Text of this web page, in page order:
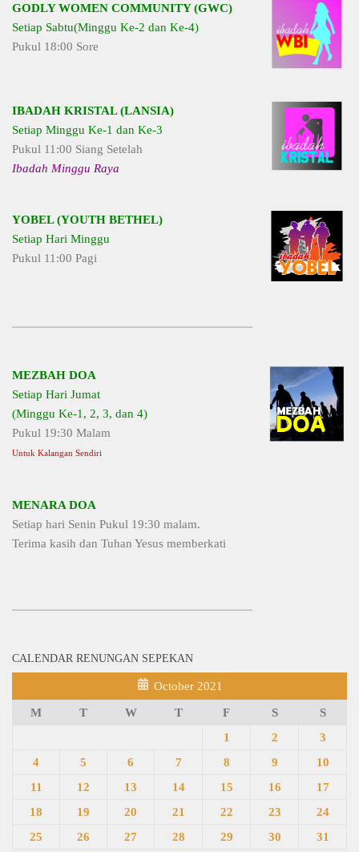
GODLY WOMEN COMMUNITY (GWC)
Setiap Sabtu(Minggu Ke-2 dan Ke-4)
Pukul 18:00 Sore
IBADAH KRISTAL (LANSIA)
Setiap Minggu Ke-1 dan Ke-3
Pukul 11:00 Siang Setelah
Ibadah Minggu Raya
YOBEL (YOUTH BETHEL)
Setiap Hari Minggu
Pukul 11:00 Pagi
MEZBAH DOA
Setiap Hari Jumat
(Minggu Ke-1, 2, 3, dan 4)
Pukul 19:30 Malam
Untuk Kalangan Sendiri
MENARA DOA
Setiap hari Senin Pukul 19:30 malam.
Terima kasih dan Tuhan Yesus memberkati
CALENDAR RENUNGAN SEPEKAN
October 2021
M T W T F S
S
1
2
3
4
5 6 7 8 9
10
11
12 13 14 15 16
17
18
19 20 21 22 23
24
25
26 27 28 29 30 31